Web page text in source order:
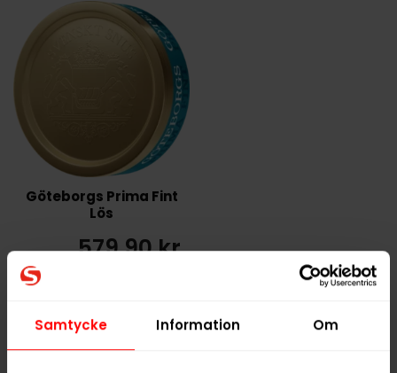
Samtycke Information Om
Göteborgs Prima Fint
Lös
579,90 kr
KÖP